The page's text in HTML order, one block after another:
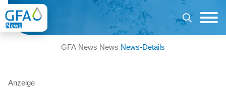
GFA News News News-Details
Anzeige